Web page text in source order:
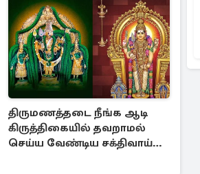
திருமணத்தடை நீங்க ஆடி
கிருத்திகையில் தவறாமல்
செய்ய வேண்டிய சக்திவாய்ந்த